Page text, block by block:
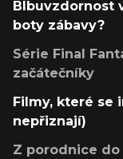
Blbuvzdornost
boty zábavy?
Série Final
začátečníky
Filmy, které se
nepřiznají)
Z porodnice do